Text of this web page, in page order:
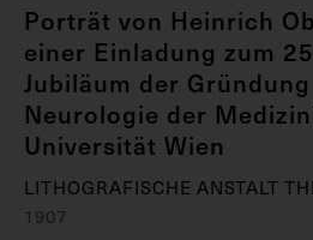
Porträt von Heinrich
einer Einladung zum
Jubiläum der
Neurologie der
Universität Wien
LITHOGRAFISCHE ANSTALT
1907